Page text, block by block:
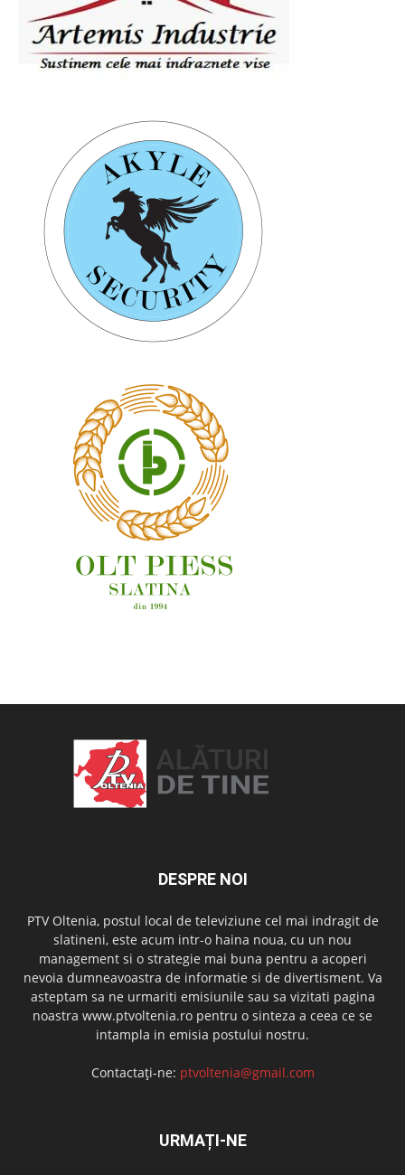
DESPRE NOI
PTV Oltenia, postul local de televiziune cel mai indragit de
slatineni, este acum intr-o haina noua, cu un nou
management si o strategie mai buna pentru a acoperi
nevoia dumneavoastra de informatie si de divertisment. Va
asteptam sa ne urmariti emisiunile sau sa vizitati pagina
noastra www.ptvoltenia.ro pentru o sinteza a ceea ce se
intampla in emisia postului nostru.
Contactați-ne: ptvoltenia@gmail.com
URMAȚI-NE